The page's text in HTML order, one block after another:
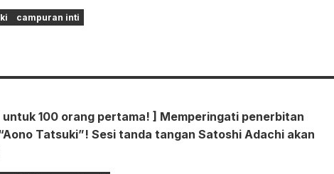
campuran inti
100 orang pertama! ] Memperingati penerbitan
Tatsuki”! Sesi tanda tangan Satoshi Adachi akan